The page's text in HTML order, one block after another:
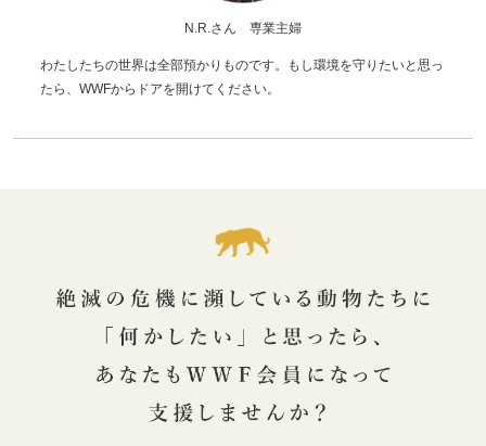
N.R.さん 専業主婦
わたしたちの世界は全部預かりものです。もし環境を守りたいと思っ
たら、WWFからドアを開けてください。